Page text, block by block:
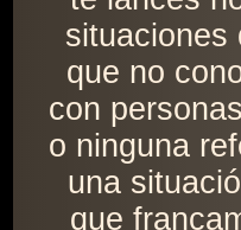
situaciones
que no
con
o ninguna
una
que